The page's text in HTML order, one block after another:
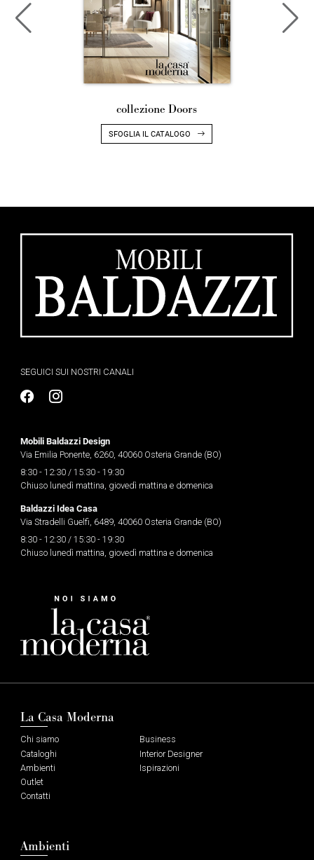
collezione Doors
SFOGLIA IL CATALOGO
SEGUICI SUI NOSTRI CANALI
Mobili Baldazzi Design
Via Emilia Ponente, 6260, 40060 Osteria Grande (BO)
8:30 - 12:30 / 15:30 - 19:30
Chiuso lunedì mattina, giovedì mattina e domenica
Baldazzi Idea Casa
Via Stradelli Guelfi, 6489, 40060 Osteria Grande (BO)
8:30 - 12:30 / 15:30 - 19:30
Chiuso lunedì mattina, giovedì mattina e domenica
La Casa Moderna
Chi siamo
Cataloghi
Ambienti
Outlet
Contatti
Business
Interior Designer
Ispirazioni
Ambienti